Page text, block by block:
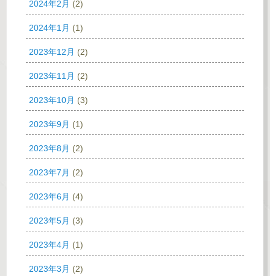
2024年2月 (2)
2024年1月 (1)
2023年12月 (2)
2023年11月 (2)
2023年10月 (3)
2023年9月 (1)
2023年8月 (2)
2023年7月 (2)
2023年6月 (4)
2023年5月 (3)
2023年4月 (1)
2023年3月 (2)